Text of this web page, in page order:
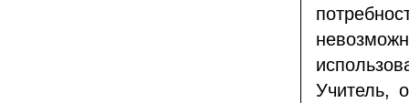
Учитель,